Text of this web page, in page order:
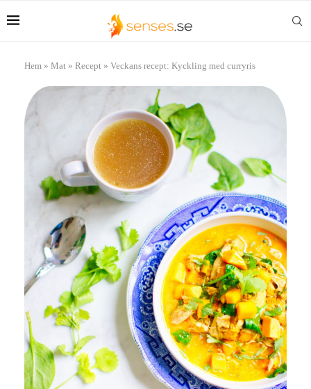
Hem » Mat » Recept » Veckans recept: Kyckling med curryris